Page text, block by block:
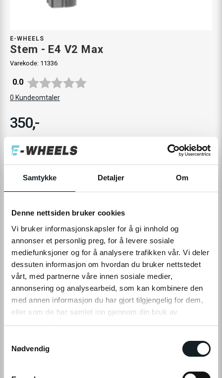
Samtykke Detaljer Om
Denne nettsiden bruker cookies
Vi bruker informasjonskapsler for å gi innhold og
annonser et personlig preg, for å levere sosiale
mediefunksjoner og for å analysere trafikken vår. Vi deler
dessuten informasjon om hvordan du bruker nettstedet
vårt, med partnerne våre innen sosiale medier,
annonsering og analysearbeid, som kan kombinere den
med annen informasjon du har gjort tilgjengelig for dem,
eller som de har samlet inn gjennom din bruk av
tjenestene deres.
Klikk på «OK» for å gi oss ditt samtykke til å bruke
informasjonskapsler (cookies) for alle disse formålene.
Nødvendig
E-WHEELS
Stem - E4 V2 Max
Varekode: 11336
Gjennomsnittskarakter:
0.0
0 Kundeomtaler
350,-
Levering
På nettlager
Leveringstid: 1-4 dager|Fri frakt over 799,-
Få på lager
butikker
Hent i Butikk
På lager i 1 butikker
Fri frakt fra
799,-
1-4 dager
levering
60 dager
returrett
Prismatch